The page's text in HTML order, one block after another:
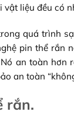
liệu đều có
quá trình
pin thể rắn
an toàn hơn
an toàn
rắn.